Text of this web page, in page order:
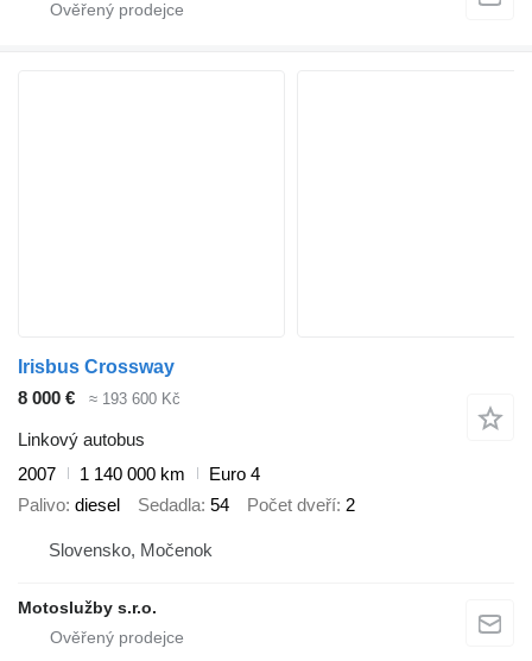
Irisbus Crossway
8 000 €
≈ 193 600 Kč
Linkový autobus
2007
1 140 000 km
Euro 4
Palivo diesel Sedadla 54 Počet dveří 2
Slovensko, Močenok
Motoslužby s.r.o.